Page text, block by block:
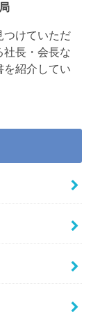
つけていただ
社長・会長な
を紹介してい